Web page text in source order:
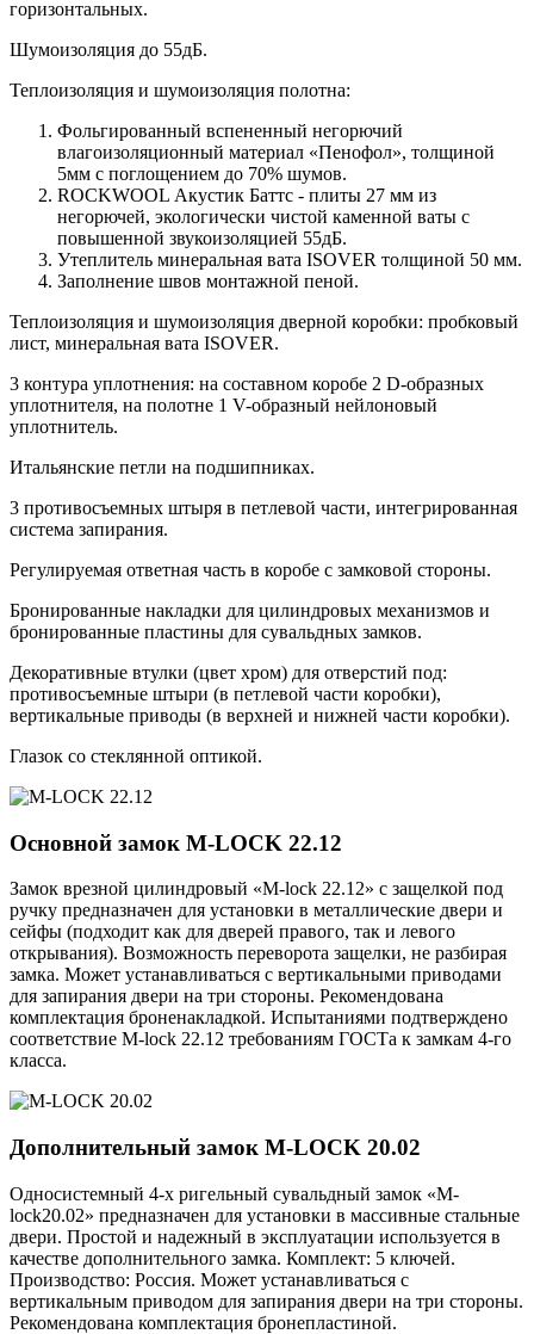
горизонтальных.
Шумоизоляция до 55дБ.
Теплоизоляция и шумоизоляция полотна:
Фольгированный вспененный негорючий
влагоизоляционный материал «Пенофол», толщиной
5мм с поглощением до 70% шумов.
ROCKWOOL Акустик Баттс - плиты 27 мм из
негорючей, экологически чистой каменной ваты с
повышенной звукоизоляцией 55дБ.
Утеплитель минеральная вата ISOVER толщиной 50 мм.
Заполнение швов монтажной пеной.
Теплоизоляция и шумоизоляция дверной коробки: пробковый
лист, минеральная вата ISOVER.
3 контура уплотнения: на составном коробе 2 D-образных
уплотнителя, на полотне 1 V-образный нейлоновый
уплотнитель.
Итальянские петли на подшипниках.
3 противосъемных штыря в петлевой части, интегрированная
система запирания.
Регулируемая ответная часть в коробе с замковой стороны.
Бронированные накладки для цилиндровых механизмов и
бронированные пластины для сувальдных замков.
Декоративные втулки (цвет хром) для отверстий под:
противосъемные штыри (в петлевой части коробки),
вертикальные приводы (в верхней и нижней части коробки).
Глазок со стеклянной оптикой.
Основной замок M-LOCK 22.12
Замок врезной цилиндровый «M-lock 22.12» с защелкой под
ручку предназначен для установки в металлические двери и
сейфы (подходит как для дверей правого, так и левого
открывания). Возможность переворота защелки, не разбирая
замка. Может устанавливаться с вертикальными приводами
для запирания двери на три стороны. Рекомендована
комплектация броненакладкой. Испытаниями подтверждено
соответствие M-lock 22.12 требованиям ГОСТа к замкам 4-го
класса.
Дополнительный замок M-LOCK 20.02
Односистемный 4-х ригельный сувальдный замок «M-
lock20.02» предназначен для установки в массивные стальные
двери. Простой и надежный в эксплуатации используется в
качестве дополнительного замка. Комплект: 5 ключей.
Производство: Россия. Может устанавливаться с
вертикальным приводом для запирания двери на три стороны.
Рекомендована комплектация бронепластиной.